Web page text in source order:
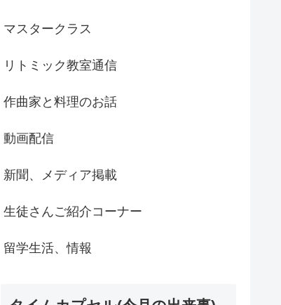
マスタークラス
リトミック教室通信
作曲家と料理のお話
動画配信
新聞、メディア掲載
生徒さんご紹介コーナー
留学生活、情報